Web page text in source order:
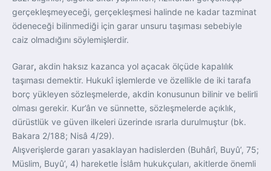
gerçekleşmeyeceği, gerçekleşmesi halinde ne kadar tazminat
ödeneceği bilinmediği için garar unsuru taşıması sebebiyle
caiz olmadığını söylemişlerdir.
Garar, akdin haksız kazanca yol açacak ölçüde kapalılık
taşıması demektir. Hukukî işlemlerde ve özellikle de iki tarafa
borç yükleyen sözleşmelerde, akdin konusunun bilinir ve belirli
olması gerekir. Kur’ân ve sünnette, sözleşmelerde açıklık,
dürüstlük ve güven ilkeleri üzerinde ısrarla durulmuştur (bk.
Bakara 2/188; Nisâ 4/29).
Alışverişlerde gararı yasaklayan hadislerden (Buhârî, Buyû’, 75;
Müslim, Buyû’, 4) hareketle İslâm hukukçuları, akitlerde önemli